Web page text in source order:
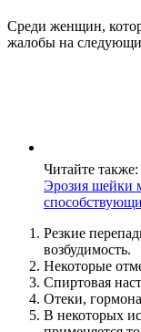
Среди женщин,
жалобы на
Читайте также:
Эрозия шейки
Резкие
возбудимость.
Некоторые
Спиртовая
Отеки,
В некоторых